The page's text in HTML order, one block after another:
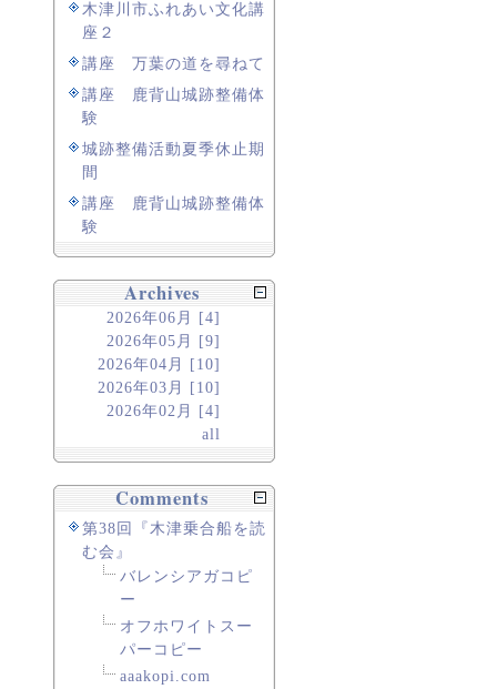
木津川市ふれあい文化講
座２
講座 万葉の道を尋ねて
講座 鹿背山城跡整備体
験
城跡整備活動夏季休止期
間
講座 鹿背山城跡整備体
験
Archives
2026年06月 [4]
2026年05月 [9]
2026年04月 [10]
2026年03月 [10]
2026年02月 [4]
all
Comments
第38回『木津乗合船を読
む会』
バレンシアガコピ
ー
オフホワイトスー
パーコピー
aaakopi.com